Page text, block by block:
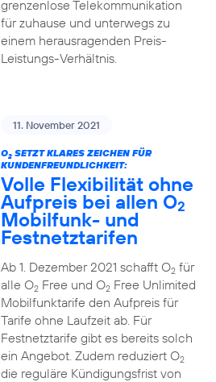
grenzenlose Telekommunikation
für zuhause und unterwegs zu
einem herausragenden Preis-
Leistungs-Verhältnis.
11. November 2021
O2SETZT KLARES ZEICHEN FÜR
KUNDENFREUNDLICHKEIT:
Volle Flexibilität ohne
Aufpreis bei allen O2
Mobilfunk- und
Festnetztarifen
Ab 1. Dezember 2021 schafft O2für
alle O2Free und O2Free Unlimited
Mobilfunktarife den Aufpreis für
Tarife ohne Laufzeit ab. Für
Festnetztarife gibt es bereits solch
ein Angebot. Zudem reduziert O2
die reguläre Kündigungsfrist von